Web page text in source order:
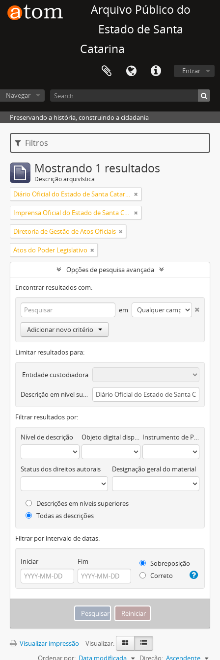
Arquivo Público do
Estado de Santa
Catarina
Entrar
Navegar
Preservando a história, construindo a cidadania
Filtros
Mostrando 1 resultados
Descrição arquivística
Diário Oficial do Estado de Santa Catarina
Imprensa Oficial do Estado de Santa Catarina
Diretoria de Gestão de Atos Oficiais
Atos do Poder Legislativo
Opções de pesquisa avançada
Encontrar resultados com:
em
Adicionar novo critério
Limitar resultados para:
Entidade custodiadora
Descrição em nível superior
Filtrar resultados por:
Nível de descrição Objeto digital disponível Instrumento de Pesquisa
Status dos direitos autorais Designação geral do material
Descrições em níveis superiores
Todas as descrições
Filtrar por intervalo de datas:
Iniciar Fim
Sobreposição
Correto
Visualizar impressão
Visualizar:
Ordenar por: Data modificada Direção: Ascendente